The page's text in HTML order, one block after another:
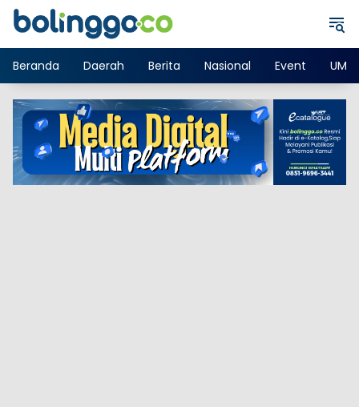
Langsung
Beranda
Daerah Berita Nasional Event